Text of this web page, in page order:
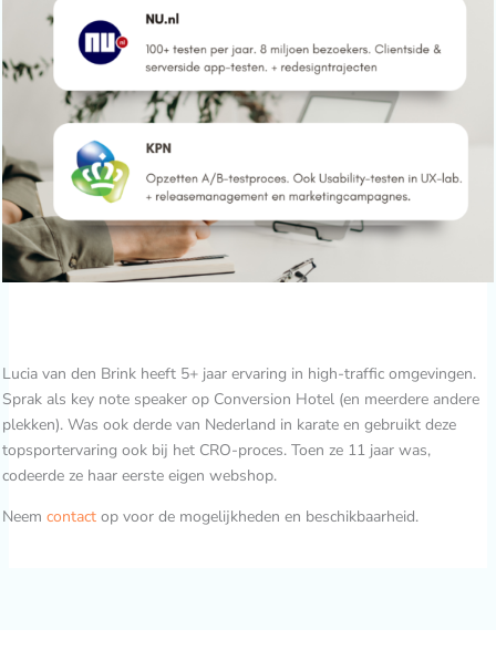
Lucia van den Brink heeft 5+ jaar ervaring in high-traffic omgevingen.
Sprak als key note speaker op Conversion Hotel (en meerdere andere
plekken). Was ook derde van Nederland in karate en gebruikt deze
topsportervaring ook bij het CRO-proces. Toen ze 11 jaar was,
codeerde ze haar eerste eigen webshop.
Neem contact op voor de mogelijkheden en beschikbaarheid.